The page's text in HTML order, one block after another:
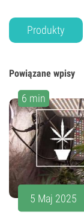
Produkty
Powiązane wpisy
6 min
5 Maj 2025